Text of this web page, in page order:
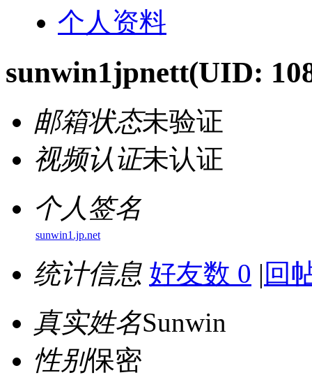
个人资料
sunwin1jpnett(UID:
邮箱状态未验证
视频认证未认证
个人签名
sunwin1.jp.net
统计信息 好友数 0 | 回
真实姓名Sunwin
性别保密